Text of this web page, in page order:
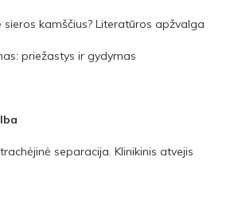
sieros kamščius? Literatūros apžvalga
priežastys ir gydymas
separacija. Klinikinis atvejis